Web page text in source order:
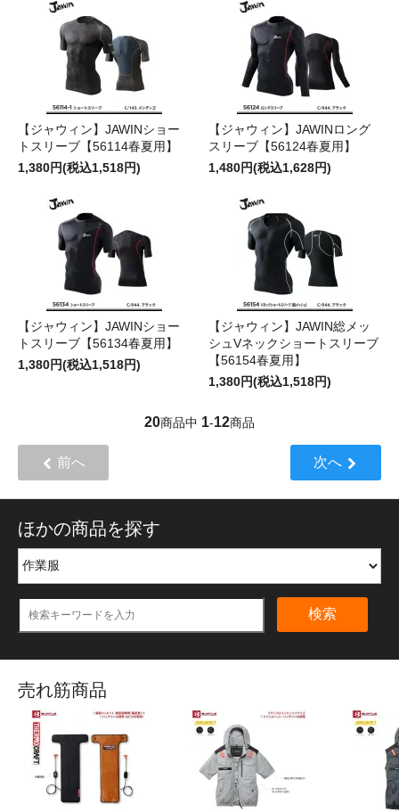
【ジャウィン】JAWINショー
トスリーブ【56114春夏用】
1,380円(税込1,518円)
【ジャウィン】JAWINロング
スリーブ【56124春夏用】
1,480円(税込1,628円)
【ジャウィン】JAWINショー
トスリーブ【56134春夏用】
1,380円(税込1,518円)
【ジャウィン】JAWIN総メッ
シュVネックショートスリーブ
【56154春夏用】
1,380円(税込1,518円)
20商品中 1-12商品
前へ 次へ
ほかの商品を探す
検索
売れ筋商品